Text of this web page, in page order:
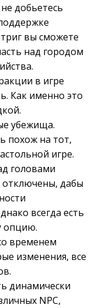
добьетесь
вы сможете
над городом
в игре
Как именно это
убежища.
похож на тот,
игре.
головами
дабы
всегда есть
опцию.
временем
изменения, все
динамически
NPC,